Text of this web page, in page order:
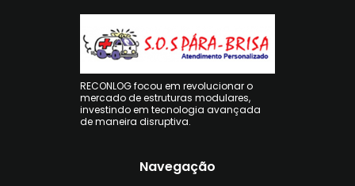
RECONLOG focou em revolucionar o
mercado de estruturas modulares,
investindo em tecnologia avançada
de maneira disruptiva.
Navegação